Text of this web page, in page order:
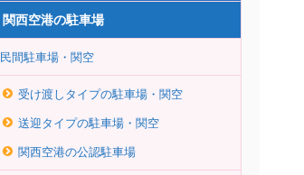
関西空港の駐車場
民間駐車場・関空
受け渡しタイプの駐車場・関空
送迎タイプの駐車場・関空
関西空港の公認駐車場